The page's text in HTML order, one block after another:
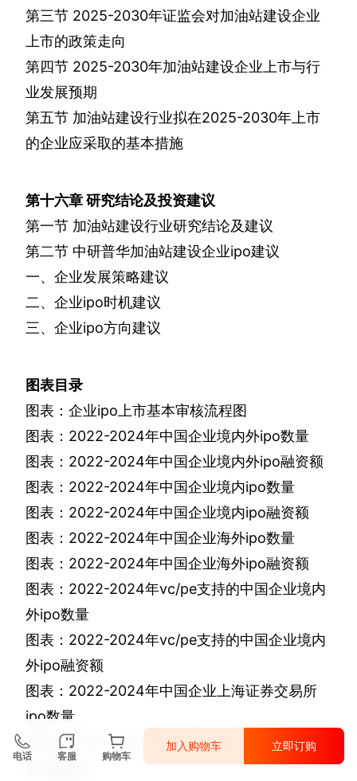
第三节 2025-2030年证监会对加油站建设企业
上市的政策走向
第四节 2025-2030年加油站建设企业上市与行
业发展预期
第五节 加油站建设行业拟在2025-2030年上市
的企业应采取的基本措施
第十六章研究结论及投资建议
第一节 加油站建设行业研究结论及建议
第二节 中研普华加油站建设企业ipo建议
一、企业发展策略建议
二、企业ipo时机建议
三、企业ipo方向建议
图表目录
图表：企业ipo 上市基本审核流程图
图表： 2022-2024年中国企业境内外ipo数量
图表： 2022-2024年中国企业境内外ipo融资额
图表： 2022-2024年中国企业境内ipo数量
图表： 2022-2024年中国企业境内ipo融资额
图表： 2022-2024年中国企业海外ipo数量
图表： 2022-2024年中国企业海外ipo融资额
图表： 2022-2024年vc/pe支持的中国企业境内
外ipo数量
图表： 2022-2024年vc/pe支持的中国企业境内
外ipo融资额
图表： 2022-2024年中国企业上海证券交易所
ipo数量
图表：2022-2024
年中国企业上海证券交易所
电话 客服 购物车
加入购物车 立即订购